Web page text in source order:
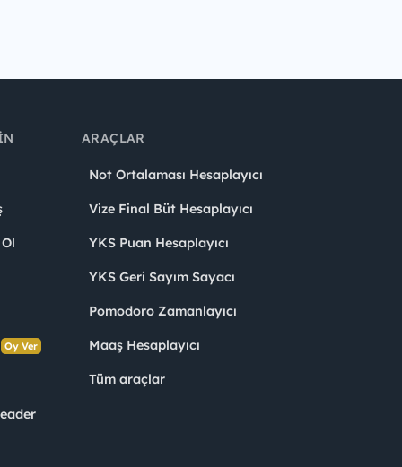
Oy Ver
ARAÇLAR
Not Ortalaması Hesaplayıcı
Vize Final Büt Hesaplayıcı
YKS Puan Hesaplayıcı
YKS Geri Sayım Sayacı
Pomodoro Zamanlayıcı
Maaş Hesaplayıcı
Tüm araçlar